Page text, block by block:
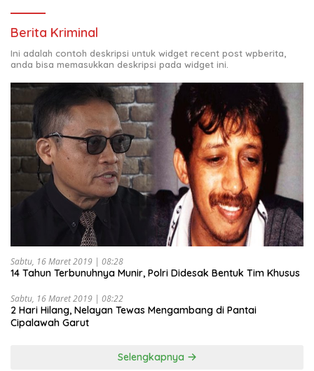
Berita Kriminal
Ini adalah contoh deskripsi untuk widget recent post wpberita,
anda bisa memasukkan deskripsi pada widget ini.
Sabtu, 16 Maret 2019 | 08:28
14 Tahun Terbunuhnya Munir, Polri Didesak Bentuk Tim Khusus
Sabtu, 16 Maret 2019 | 08:22
2 Hari Hilang, Nelayan Tewas Mengambang di Pantai
Cipalawah Garut
Selengkapnya